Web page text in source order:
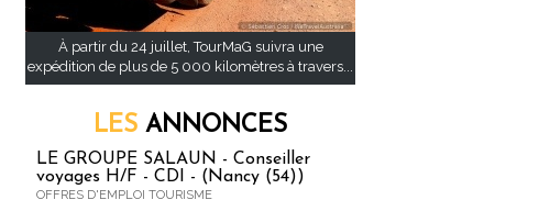
À partir du 24 juillet, TourMaG suivra une
expédition de plus de 5 000 kilomètres à travers...
LES ANNONCES
LE GROUPE SALAUN - Conseiller
voyages H/F - CDI - (Nancy (54))
OFFRES D'EMPLOI TOURISME